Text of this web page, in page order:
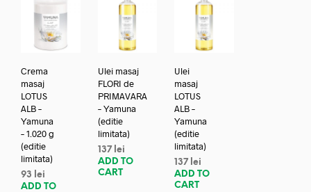
Crema
masaj
LOTUS
ALB –
Yamuna
– 1.020 g
(editie
limitata)
93
lei
ADD TO
Ulei masaj
FLORI de
PRIMAVARA
– Yamuna
(editie
limitata)
137 lei
ADD TO
CART
Ulei
masaj
LOTUS
ALB –
Yamuna
(editie
limitata)
137 lei
ADD TO
CART